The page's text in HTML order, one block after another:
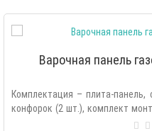
Варочная панель
Комплектация – плита-
конфорок (2 шт.), комплект